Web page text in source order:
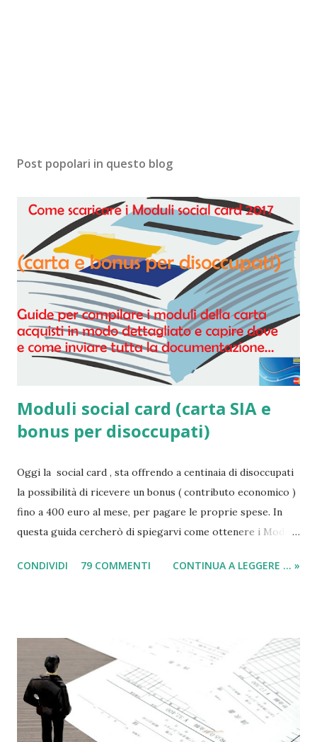
Post popolari in questo blog
Moduli social card (carta SIA e
bonus per disoccupati)
Oggi la social card , sta offrendo a centinaia di disoccupati
la possibilità di ricevere un bonus ( contributo economico )
fino a 400 euro al mese, per pagare le proprie spese. In
questa guida cercherò di spiegarvi come ottenere i Moduli
(per il sussidio di 400 euro al mese per nucleo familiare),
con più di 65 anni d'età e minori fino a 3 anni di età. Infatti
come indicato per quest’ultimi è necessario fare domanda
per la social card acquisti straordinaria ). Per chi non lo
sapesse, tutto è gestito e determinato in base alle norme
imposte con la nuova legge di aiuto e sostegno per le
CONDIVIDI 79 COMMENTI CONTINUA A LEGGERE ... »